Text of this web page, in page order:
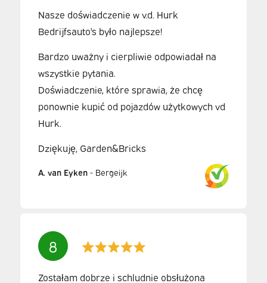
Nasze doświadczenie w v.d. Hurk
Bedrijfsauto's było najlepsze!
Bardzo uważny i cierpliwie odpowiadał na
wszystkie pytania.
Doświadczenie, które sprawia, że chcę
ponownie kupić od pojazdów użytkowych vd
Hurk.
Dziękuję, Garden&Bricks
A. van Eyken- Bergeijk
8
Zostałam dobrze i schludnie obsłużona